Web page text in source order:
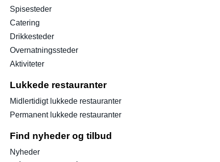
Spisesteder
Catering
Drikkesteder
Overnatningssteder
Aktiviteter
Lukkede restauranter
Midlertidigt lukkede restauranter
Permanent lukkede restauranter
Find nyheder og tilbud
Nyheder